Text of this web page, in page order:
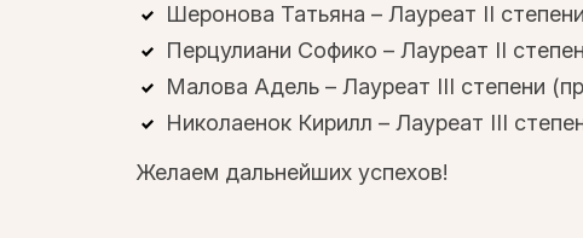
Шеронова Татьяна – Лауреат II
Перцулиани Софико – Лауреат II
Малова Адель – Лауреат III степени
Николаенок Кирилл – Лауреат III
Желаем дальнейших успехов!